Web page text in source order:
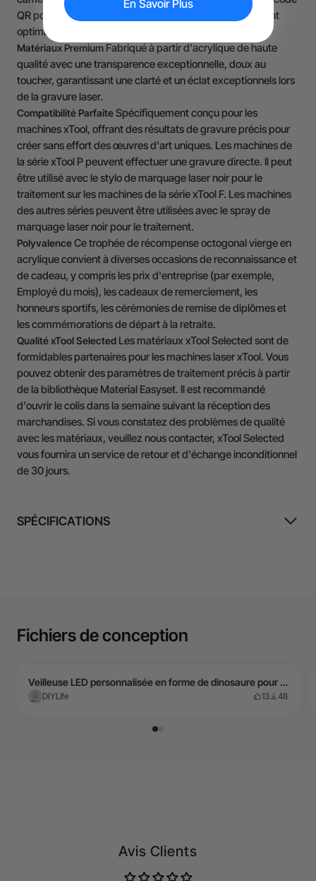
QR pour obtenir rapidement les paramètres de traitement
optimaux.)
Matériaux Premium Fabriqué à partir d'acrylique de haute
qualité avec une transparence exceptionnelle, doux au
toucher, garantissant une clarté et un éclat exceptionnels lors
de la gravure laser.
Compatibilité ParfaiteSpécifiquement conçu pour les
machines xTool, offrant des résultats de gravure précis pour
créer sans effort des œuvres d'art uniques. Les machines de
la série xTool P peuvent effectuer une gravure directe. Il peut
être utilisé avec le stylo de marquage laser noir pour le
traitement sur les machines de la série xTool F. Les machines
des autres séries peuvent être utilisées avec le spray de
marquage laser noir pour le traitement.
PolyvalenceCe trophée de récompense octogonal vierge en
acrylique convient à diverses occasions de reconnaissance et
de cadeau, y compris les prix d'entreprise (par exemple,
Employé du mois), les cadeaux de remerciement, les
honneurs sportifs, les cérémonies de remise de diplômes et
les commémorations de départ à la retraite.
Qualité xTool Selected Les matériaux xTool Selected sont de
formidables partenaires pour les machines laser xTool. Vous
pouvez obtenir des paramètres de traitement précis à partir
de la bibliothèque Material Easyset. Il est recommandé
d'ouvrir le colis dans la semaine suivant la réception des
marchandises. Si vous constatez des problèmes de qualité
avec les matériaux, veuillez nous contacter, xTool Selected
vous fournira un service de retour et d'échange inconditionnel
de 30 jours.
SPÉCIFICATIONS
Fichiers de conception
Veilleuse LED personnalisée en forme de dinosaure pour enfants
DIYLife 13 48
Avis Clients
En Savoir Plus